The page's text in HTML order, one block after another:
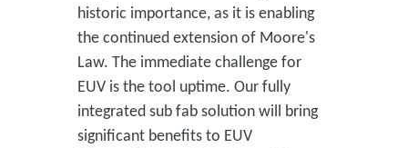
historic importance, as it is enabling
the continued extension of Moore's
Law. The immediate challenge for
EUV is the tool uptime. Our fully
integrated sub fab solution will bring
significant benefits to EUV